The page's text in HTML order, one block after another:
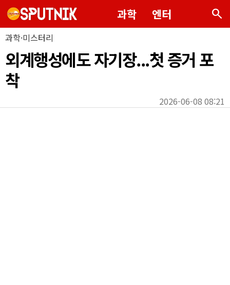
과학 엔터 search
과학·미스터리
외계행성에도 자기장...첫 증거 포
착
2026-06-08 08:21